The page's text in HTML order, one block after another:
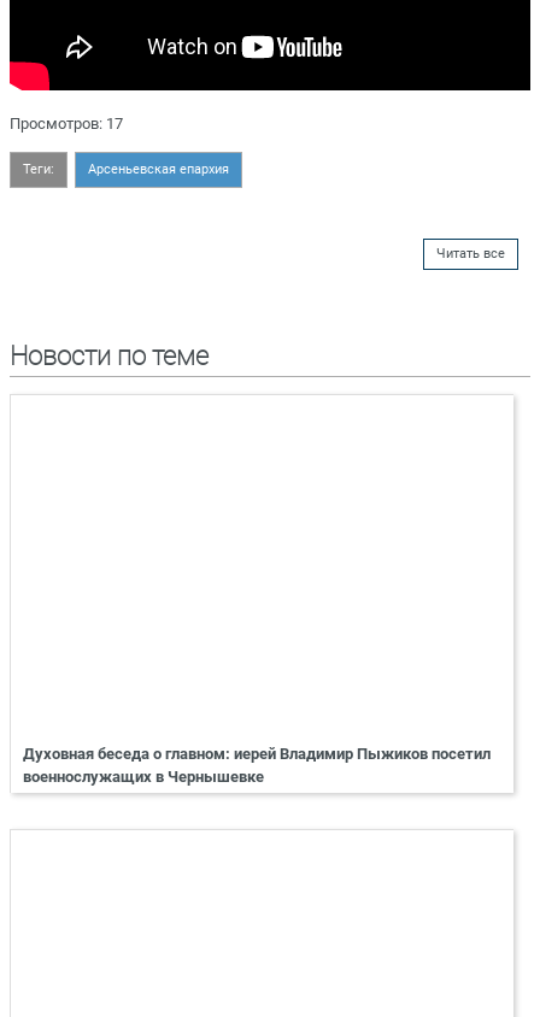
Просмотров: 17
Теги: Арсеньевская епархия
Читать все
Новости по теме
Духовная беседа о главном: иерей Владимир Пыжиков посетил
военнослужащих в Чернышевке